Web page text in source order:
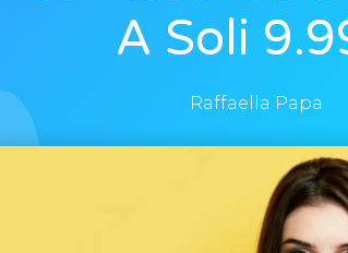
A Soli
Raffaella Papa